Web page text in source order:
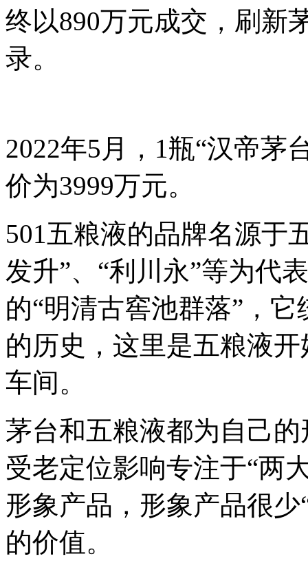
终以890万元成交，刷新
录。
2022年5月，1瓶“汉帝茅
价为3999万元。
501五粮液的品牌名源于
发升”、“利川永”等为代
的“明清古窖池群落”，
的历史，这里是五粮液
车间。
茅台和五粮液都为自己
受老定位影响专注于“两
形象产品，形象产品很
的价值。